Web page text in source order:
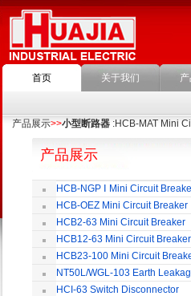
首页 关于我们
产品展示>>小型断路器 :HCB-MAT Mini
产品展示
HCB-NGP Ⅰ Mini Circuit
HCB-OEZ Mini Circuit Breaker
HCB2-63 Mini Circuit Breaker
HCB12-63 Mini Circuit Breaker
HCB23-100 Mini Circuit
NT50L/WGL-103 Earth
Circuit Breaker
HCI-63 Switch Disconnector